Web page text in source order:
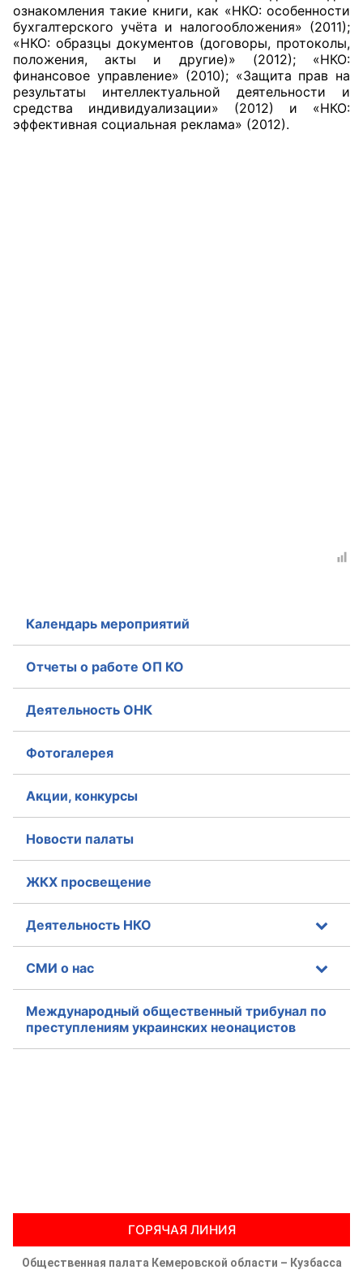
ознакомления такие книги, как «НКО: особенности
бухгалтерского учёта и налогообложения» (2011);
«НКО: образцы документов (договоры, протоколы,
положения, акты и другие)» (2012); «НКО:
финансовое управление» (2010); «Защита прав на
результаты интеллектуальной деятельности и
средства индивидуализации» (2012) и «НКО:
эффективная социальная реклама» (2012).
Календарь мероприятий
Отчеты о работе ОП КО
Деятельность ОНК
Фотогалерея
Акции, конкурсы
Новости палаты
ЖКХ просвещение
Деятельность НКО
СМИ о нас
Международный общественный трибунал по
преступлениям украинских неонацистов
ГОРЯЧАЯ ЛИНИЯ
Общественная палата Кемеровской области – Кузбасса